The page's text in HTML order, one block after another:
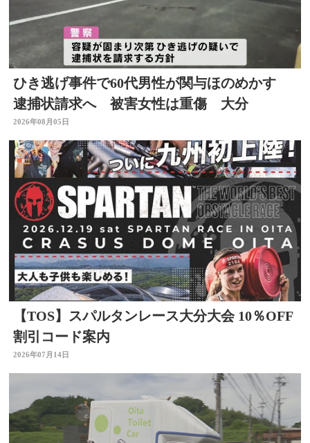
ひき逃げ事件で60代男性が関与ほのめかす
逮捕状請求へ 被害女性は重傷 大分
2026年08月05日
【TOS】スパルタンレース大分大会 10％OFF
割引コード案内
2026年07月14日